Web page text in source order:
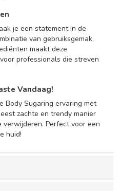
je een statement in de
van gebruiksgemak,
maakt deze
professionals die streven
Vandaag!
Body Sugaring ervaring met
zachte en trendy manier
Perfect voor een
huid!